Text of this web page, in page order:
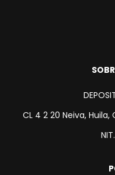
CL 4 2 20 Neiva,